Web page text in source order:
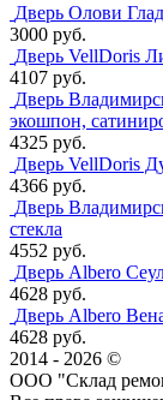
Дверь Олови
3000 руб.
Дверь VellDoris
4107 руб.
Дверь
экошпон,
4325 руб.
Дверь VellDoris
4366 руб.
Дверь
стекла
4552 руб.
Дверь Albero
4628 руб.
Дверь Albero
4628 руб.
2014 - 2026 ©
ООО "Склад